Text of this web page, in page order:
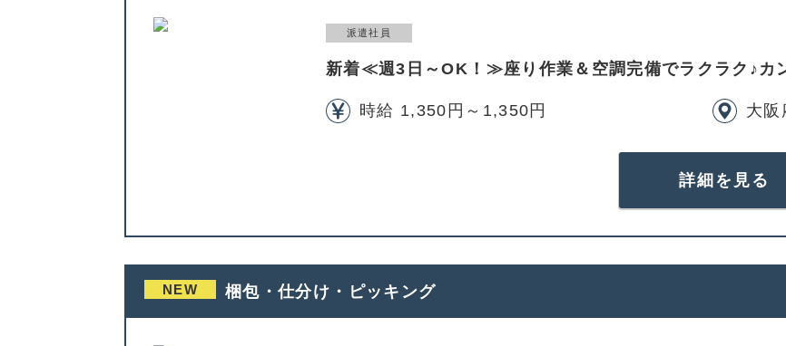
派遣社員
新着≪週3日～OK！≫座り作業＆空調完備でラクラク♪カ
時給 1,350円～1,350円 大阪
詳細を見る
NEW 梱包・仕分け・ピッキング